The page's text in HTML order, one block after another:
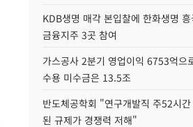
KDB생명 매각 본입찰에 한화생명
금융지주 3곳 참여
가스공사 2분기 영업이익 6753억으
수용 미수금은 13.5조
반도체공학회 "연구개발직 주52시
된 규제가 경쟁력 저해"